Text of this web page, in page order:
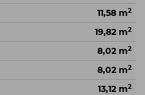
11,58 m2
19,82 m2
8,02 m2
8,02 m2
13,12 m2